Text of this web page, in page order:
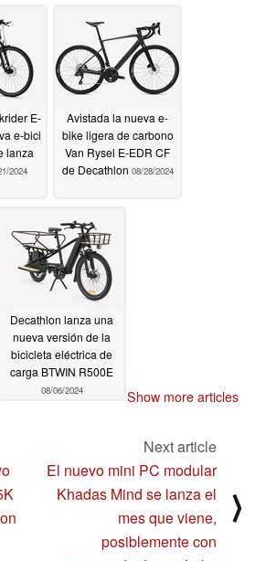
E-
e-bici
lanza
2024
Avistada la nueva e-
bike ligera de carbono
Van Rysel E-EDR CF
de Decathlon 08/28/2024
Decathlon lanza una
nueva versión de la
bicicleta eléctrica de
carga BTWIN R500E
08/06/2024 Show more articles
Next article
El nuevo mini PC modular
Khadas Mind se lanza el
mes que viene,
posiblemente con
⟩